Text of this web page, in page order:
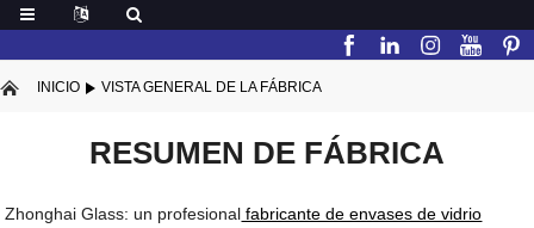
INICIO VISTA GENERAL DE LA FÁBRICA
RESUMEN DE FÁBRICA
Zhonghai Glass: un profesional fabricante de envases de vidrio